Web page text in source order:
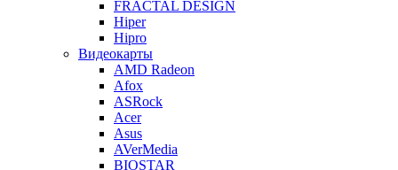
FRACTAL DESIGN
Hiper
Hipro
Видеокарты
AMD Radeon
Afox
ASRock
Acer
Asus
AVerMedia
BIOSTAR